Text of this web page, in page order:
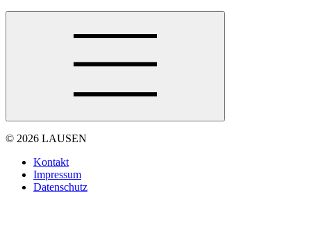
© 2026 LAUSEN
Kontakt
Impressum
Datenschutz